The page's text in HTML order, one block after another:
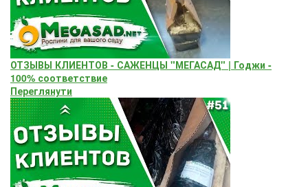
ОТЗЫВЫ КЛИЕНТОВ - САЖЕНЦЫ "МЕГАСАД" | Годжи -
100% соответствие
Переглянути